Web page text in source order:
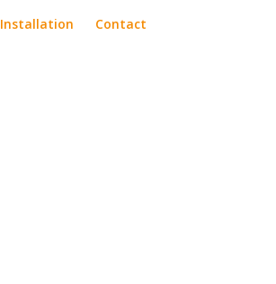
Installation Contact